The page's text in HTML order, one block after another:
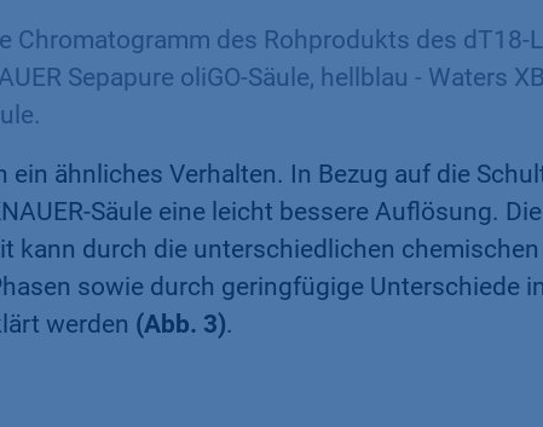
Chromatogramm des Rohprodukts des dT18-
Sepapure oliGO-Säule, hellblau - Waters
ein ähnliches Verhalten. In Bezug auf die
Säule eine leicht bessere Auflösung.
kann durch die unterschiedlichen
sowie durch geringfügige Unterschiede
werden (Abb. 3).